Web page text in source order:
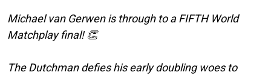
Michael van Gerwen is through to a FIFTH World
Matchplay final! 👏
The Dutchman defies his early doubling woes to